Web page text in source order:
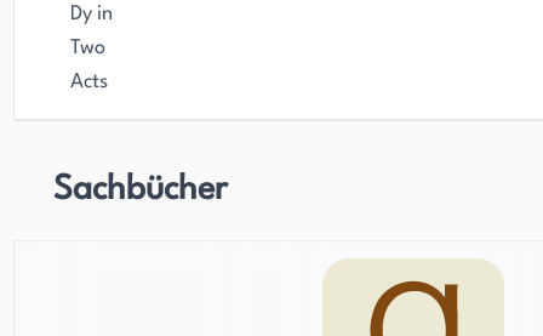
Dy in
Two
Acts
Sachbücher